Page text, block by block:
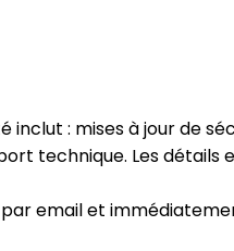
inclut : mises à jour de
technique. Les détails
email et